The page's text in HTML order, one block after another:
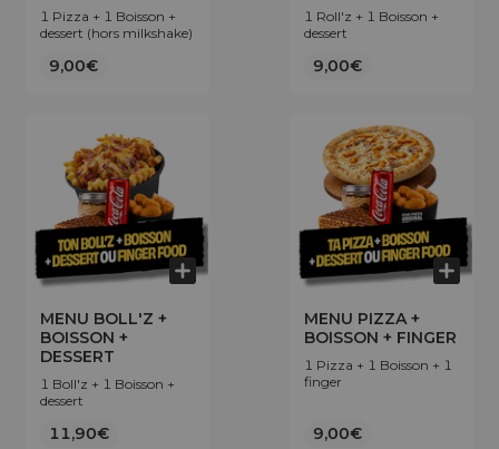
1 Pizza + 1 Boisson +
dessert (hors milkshake)
9,00€
1 Roll'z + 1 Boisson +
dessert
9,00€
MENU BOLL'Z +
BOISSON +
DESSERT
1 Boll'z + 1 Boisson +
dessert
11,90€
MENU PIZZA +
BOISSON + FINGER
1 Pizza + 1 Boisson + 1
finger
9,00€